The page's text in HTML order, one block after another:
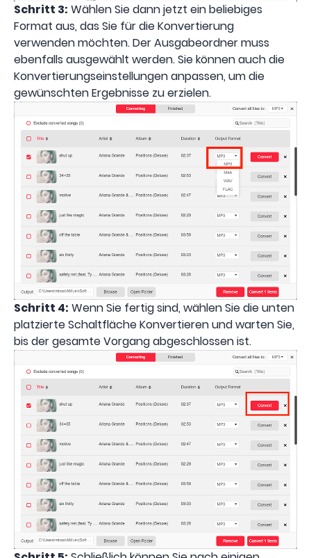
Schritt 3: Wählen Sie dann jetzt ein beliebiges
Format aus, das Sie für die Konvertierung
verwenden möchten. Der Ausgabeordner muss
ebenfalls ausgewählt werden. Sie können auch die
Konvertierungseinstellungen anpassen, um die
gewünschten Ergebnisse zu erzielen.
Schritt 4: Wenn Sie fertig sind, wählen Sie die unten
platzierte Schaltfläche Konvertieren und warten Sie,
bis der gesamte Vorgang abgeschlossen ist.